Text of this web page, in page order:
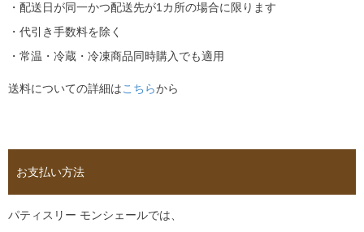
・配送日が同一かつ配送先が1カ所の場合に限ります
・代引き手数料を除く
・常温・冷蔵・冷凍商品同時購入でも適用
送料についての詳細はこちらから
お支払い方法
パティスリー モンシェールでは、